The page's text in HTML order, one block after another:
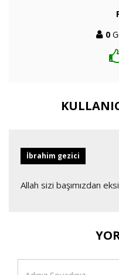
0
İbrahim gezici
Allah sizi başımızdan